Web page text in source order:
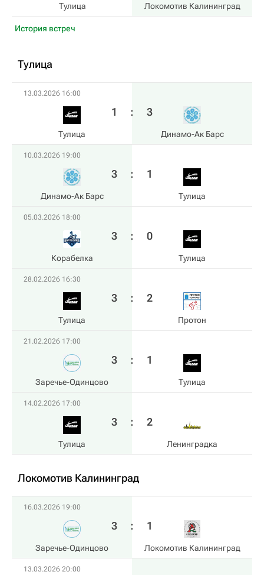
Тулица Локомотив Калининград
История встреч
Тулица
13.03.2026 16:00
Тулица
1 : 3
Динамо-Ак Барс
10.03.2026 19:00
Динамо-Ак Барс
3 : 1
Тулица
05.03.2026 18:00
Корабелка
3 : 0
Тулица
28.02.2026 16:30
Тулица
3 : 2
Протон
21.02.2026 17:00
Заречье-Одинцово
3 : 1
Тулица
14.02.2026 17:00
Тулица
3 : 2
Ленинградка
Локомотив Калининград
16.03.2026 19:00
Заречье-Одинцово
3 : 1
Локомотив Калининград
13.03.2026 20:00